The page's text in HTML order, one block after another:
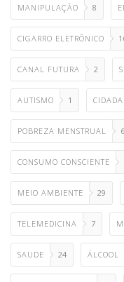
MANIPULAÇÃO 8
CIGARRO ELETRÔNICO
CANAL FUTURA 2
AUTISMO 1
POBREZA MENSTRUAL 6
CONSUMO CONSCIENTE
MEIO AMBIENTE 29
TELEMEDICINA 7
SAUDE 24 ÁLCOOL